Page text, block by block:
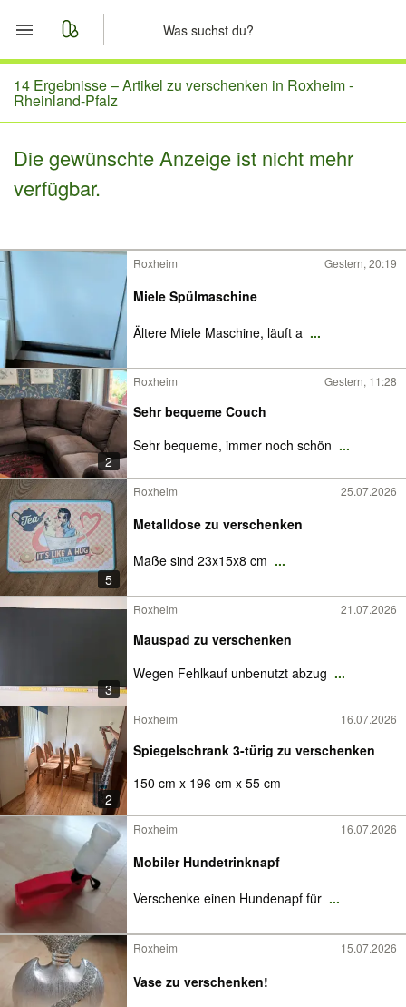
Start
Merkliste
Nachrichten
14 Ergebnisse –Artikel zu verschenken in Roxheim -
Rheinland-Pfalz
Die gewünschte Anzeige ist nicht mehr
verfügbar.
Roxheim Gestern, 20:19
Miele Spülmaschine
Ältere Miele Maschine, läuft a ...
2
Roxheim Gestern, 11:28
Sehr bequeme Couch
Sehr bequeme, immer noch schön ...
5
Roxheim 25.07.2026
Metalldose zu verschenken
Maße sind 23x15x8 cm ...
3
Roxheim 21.07.2026
Mauspad zu verschenken
Wegen Fehlkauf unbenutzt abzug ...
2
Roxheim 16.07.2026
Spiegelschrank 3-türig zu verschenken
150 cm x 196 cm x 55 cm
Roxheim 16.07.2026
Mobiler Hundetrinknapf
Verschenke einen Hundenapf für ...
Roxheim 15.07.2026
Vase zu verschenken!